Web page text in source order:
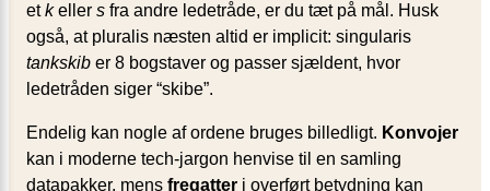
etkeller s fra andre ledetråde, er du tæt på mål. Husk
også, at pluralis næsten altid er implicit: singularis
tankskib er 8 bogstaver og passer sjældent, hvor
ledetråden siger “skibe”.
Endelig kan nogle af ordene bruges billedligt. Konvojer
kan i moderne tech-jargon henvise til en samling
datapakker, mens fregatter i overført betydning kan